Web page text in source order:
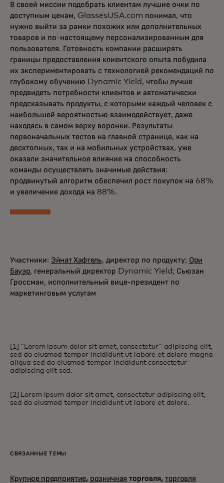
В своей миссии подобрать клиентам лучшие очки по
доступным ценам, GlassesUSA.com понимал, что
нужно выйти за рамки похожих или дополнительных
товаров и по-настоящему персонализированным для
пользователя. Готовность компании расширять
границы предоставления клиентского опыта побудила
их экспериментировать с технологией рекомендаций по
глубокому обучению Dynamic Yield, чтобы лучше
предвидеть потребности клиентов и автоматически
предсказывать продукты, с которыми каждый человек с
наибольшей вероятностью взаимодействует, даже
находясь в самом верху воронки. Результаты
первоначальных тестов на главной странице, как на
десктопных, так и на мобильных устройствах, уже
оказали значительное влияние на способность
команды осуществлять значимые действия:
продвинутый алгоритм обеспечил рост покупок на 68%
и увеличение дохода на 88%.
Участники: Эйнат Хафтель, директор по продукту; Ори
Бауэр, генеральный директор Dynamic Yield; Сьюзан
Гроссман, исполнительный вице-президент по
маркетинговым услугам
[1] "Lorem ipsum dolor sit amet, consectetur" adipiscing elit,
sed do eiusmod tempor incididunt ut labore et dolore magna
aliqua sed do eiusmod tempor incididunt consectetur
adipiscing elit sed.
[2] Lorem ipsum dolor sit amet, consectetur adipiscing elit,
sed do eiusmod tempor incididunt ut labore et dolore.
СВЯЗАННЫЕ ТЕМЫ
Крупное предприятие, розничная торговля,торговля